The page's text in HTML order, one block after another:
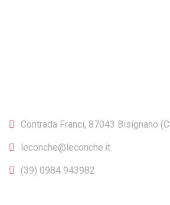
Contrada Franci, 87043 Bisignano
leconche@leconche.it
(39) 0984 943982